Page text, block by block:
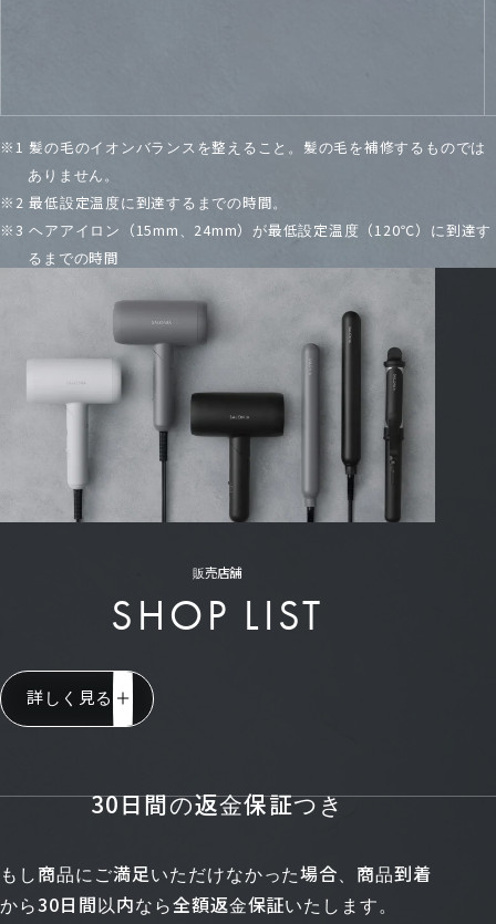
※1 髪の毛のイオンバランスを整えること。髪の毛を補修するものでは
ありません。
※2 最低設定温度に到達するまでの時間​。
※3 ヘアアイロン（15mm、24mm）が最低設定温度（120℃）に到達す
るまでの時間
販売店舗
SHOP LIST
詳しく見る
30日間の返金保証つき
もし商品にご満足いただけなかった場合、商品到着
から30日間以内なら全額返金保証いたします。